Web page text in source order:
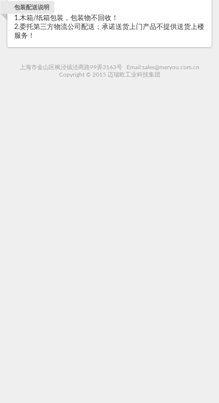
包装配送说明
1.木箱/纸箱包装，包装物不回收！
2.委托第三方物流公司配送；承诺送货上门产品不提供送货上楼
服务！
上海市金山区枫泾镇泾商路99弄3163号 Email:sales@meryou.com.cn
Copyright © 2015 迈瑞欧工业科技集团